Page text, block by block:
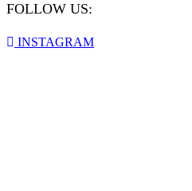
FOLLOW US:
INSTAGRAM